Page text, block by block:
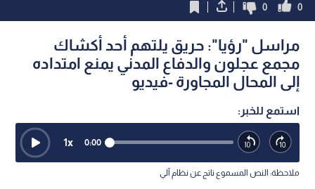
0
0
مراسل "رؤيا": حريق يلتهم أحد أكشاك
مجمع عجلون والدفاع المدني يمنع امتداده
إلى المحال المجاورة -فيديو
استمع للخبر:
0:00
1x
ملاحظة: النص المسموع ناتج عن نظام آلي